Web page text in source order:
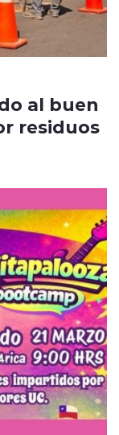
al buen
residuos